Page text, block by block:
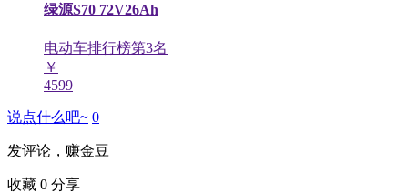
绿源S70 72V26Ah
电动车排行榜第3名
￥
4599
说点什么吧~ 0
发评论，赚金豆
收藏 0 分享